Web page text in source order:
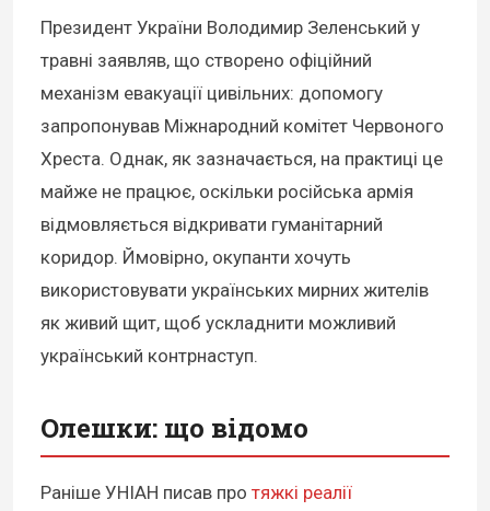
Президент України Володимир Зеленський у
травні заявляв, що створено офіційний
механізм евакуації цивільних: допомогу
запропонував Міжнародний комітет Червоного
Хреста. Однак, як зазначається, на практиці це
майже не працює, оскільки російська армія
відмовляється відкривати гуманітарний
коридор. Ймовірно, окупанти хочуть
використовувати українських мирних жителів
як живий щит, щоб ускладнити можливий
український контрнаступ.
Олешки: що відомо
Раніше УНІАН писав про тяжкі реалії